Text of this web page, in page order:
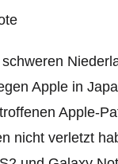
Apple in
Apple-
nicht verletzt